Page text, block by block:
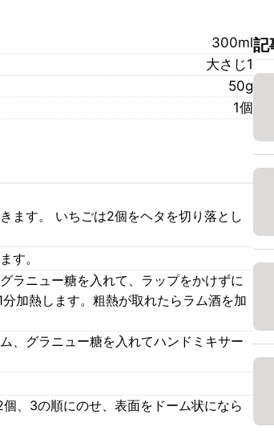
300ml
大さじ1
50g
1個
ます。 いちごは2個をヘタを切り落とし
す。
ラニュー糖を入れて、ラップをかけずに
加熱します。粗熱が取れたらラム酒を加
、グラニュー糖を入れてハンドミキサー
、3の順にのせ、表面をドーム状になら
記